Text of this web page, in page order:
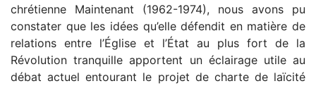
chrétienne Maintenant (1962-1974), nous avons pu
constater que les idées qu’elle défendit en matière de
relations entre l’Église et l’État au plus fort de la
Révolution tranquille apportent un éclairage utile au
débat actuel entourant le projet de charte de laïcité